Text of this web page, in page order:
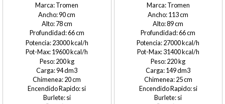
Tromen
90
78
66
23000
19600
200
94
20
si
si
Tromen
113
89
66
27000
31400
220
149
25
si
si